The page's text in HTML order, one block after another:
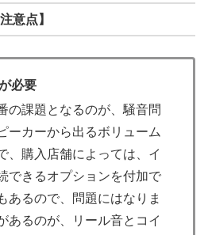
意点】
必要
の課題となるのが、騒音問
ーカーから出るボリューム
、購入店舗によっては、イ
できるオプションを付加で
あるので、問題にはなりま
あるのが、リール音とコイ